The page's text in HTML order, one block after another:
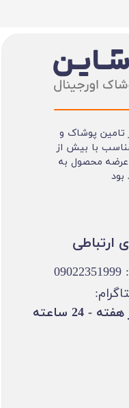
تامین پوشاک و
با بیش از
عرضه محصول به
ارتباطی